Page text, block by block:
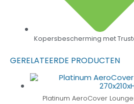
Kopersbescherming met
GERELATEERDE PRODUCTEN
Platinum AeroCover